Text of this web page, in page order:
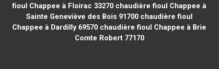
fioul Chappee à Floirac 33270 chaudière fioul Chappee à
Sainte Geneviève des Bois 91700 chaudière fioul
Chappee à Dardilly 69570 chaudière fioul Chappee à Brie
Comte Robert 77170